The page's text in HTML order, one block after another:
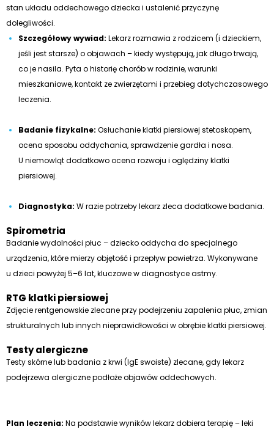
stan układu oddechowego dziecka i ustalenić przyczynę
dolegliwości.
Szczegółowy wywiad: Lekarz rozmawia z rodzicem (i dzieckiem,
jeśli jest starsze) o objawach – kiedy występują, jak długo trwają,
co je nasila. Pyta o historię chorób w rodzinie, warunki
mieszkaniowe, kontakt ze zwierzętami i przebieg dotychczasowego
leczenia.
Badanie fizykalne: Osłuchanie klatki piersiowej stetoskopem,
ocena sposobu oddychania, sprawdzenie gardła i nosa.
U niemowląt dodatkowo ocena rozwoju i oględziny klatki
piersiowej.
Diagnostyka: W razie potrzeby lekarz zleca dodatkowe badania.
Spirometria
Badanie wydolności płuc – dziecko oddycha do specjalnego
urządzenia, które mierzy objętość i przepływ powietrza. Wykonywane
u dzieci powyżej 5–6 lat, kluczowe w diagnostyce astmy.
RTG klatki piersiowej
Zdjęcie rentgenowskie zlecane przy podejrzeniu zapalenia płuc, zmian
strukturalnych lub innych nieprawidłowości w obrębie klatki piersiowej.
Testy alergiczne
Testy skórne lub badania z krwi (IgE swoiste) zlecane, gdy lekarz
podejrzewa alergiczne podłoże objawów oddechowych.
Plan leczenia: Na podstawie wyników lekarz dobiera terapię – leki